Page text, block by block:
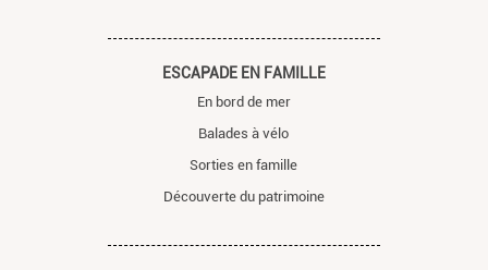
ESCAPADE EN FAMILLE
En bord de mer
Balades à vélo
Sorties en famille
Découverte du patrimoine